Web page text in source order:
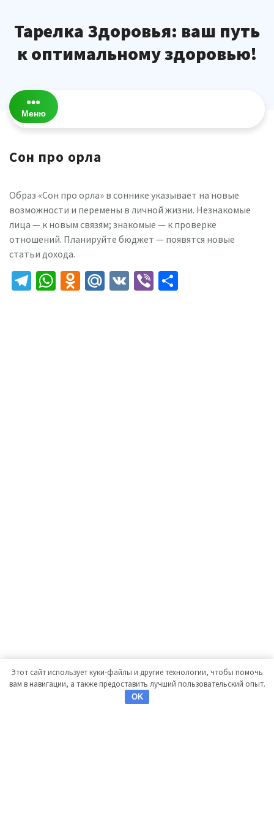
содержимому
Тарелка Здоровья: ваш путь
к оптимальному здоровью!
Меню
Сон про орла
Образ «Сон про орла» в соннике указывает на новые
возможности и перемены в личной жизни. Незнакомые
лица — к новым связям; знакомые — к проверке
отношений. Планируйте бюджет — появятся новые
статьи дохода.
Telegram
WhatsApp
Odnoklassniki
Mail.Ru
VK Viber
Этот сайт использует куки-файлы и другие технологии, чтобы помочь
вам в навигации, а также предоставить лучший пользовательский опыт.
OK